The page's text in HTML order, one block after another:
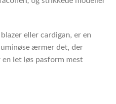
eller cardigan, er en
ærmer det, der
en let løs pasform mest